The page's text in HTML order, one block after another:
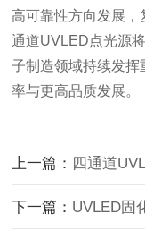
高可靠性方向发展，
通道UVLED点光源
子制造领域持续发挥
率与更高品质发展。
上一篇： 四通道UVLED
下一篇： UVLED固化机